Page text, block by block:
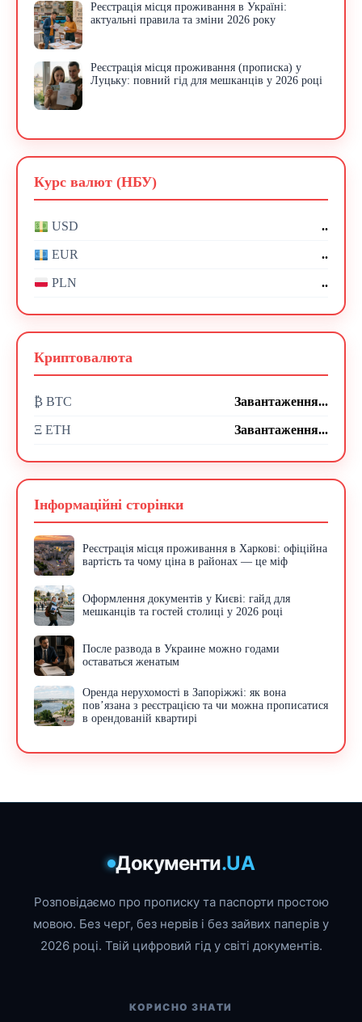
Реєстрація місця проживання в Україні:
актуальні правила та зміни 2026 року
Реєстрація місця проживання (прописка) у
Луцьку: повний гід для мешканців у 2026 році
Курс валют (НБУ)
USD ..
EUR ..
PLN ..
Криптовалюта
₿ BTC Завантаження...
Ξ ETH Завантаження...
Інформаційні сторінки
Реєстрація місця проживання в Харкові: офіційна
вартість та чому ціна в районах — це міф
Оформлення документів у Києві: гайд для
мешканців та гостей столиці у 2026 році
После развода в Украине можно годами
оставаться женатым
Оренда нерухомості в Запоріжжі: як вона
пов’язана з реєстрацією та чи можна прописатися
в орендованій квартирі
Документи.UA
Розповідаємо про прописку та паспорти простою
мовою. Без черг, без нервів і без зайвих паперів у
2026 році. Твій цифровий гід у світі документів.
КОРИСНО ЗНАТИ